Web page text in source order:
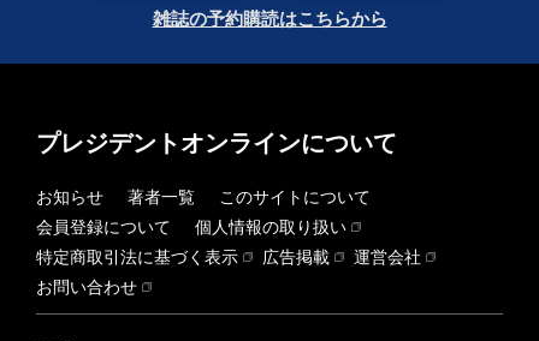
雑誌の予約購読はこちらから
プレジデントオンラインについて
お知らせ 著者一覧
このサイトについて
会員登録について
個人情報の取り扱い
特定商取引法に基づく表示
広告掲載
運営会社
お問い合わせ